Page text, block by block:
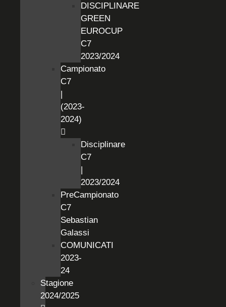
DISCIPLINARE
GREEN
EUROCUP
C7
2023/2024
Campionato
C7
|
(2023-
2024)
Disciplinare
C7
|
2023/2024
PreCampionato
C7
Sebastian
Galassi
COMUNICATI
2023-
24
Stagione
2024/2025